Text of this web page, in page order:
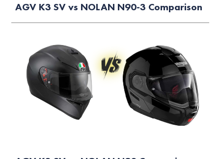
AGV K3 SV vs NOLAN N90-3 Comparison